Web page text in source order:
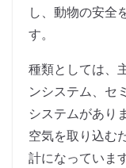
し、動物の安全
す。
種類としては、
ンシステム、セ
システムがあり
空気を取り込む
計になっていま